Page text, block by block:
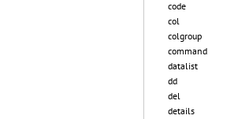
code
col
colgroup
command
datalist
dd
del
details